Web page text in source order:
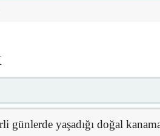
günlerde yaşadığı doğal